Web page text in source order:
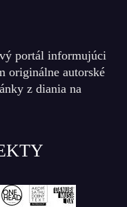
portál informujúci
originálne autorské
z diania na